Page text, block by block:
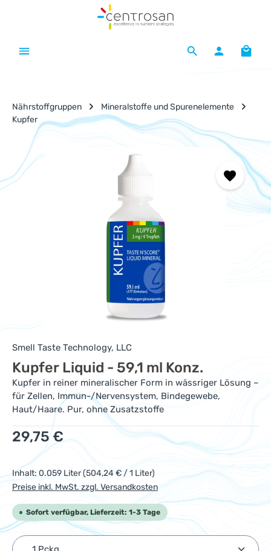
Zum Hauptinhalt springen
Nährstoffgruppen
Mineralstoffe und Spurenelemente
Kupfer
Bildergalerie überspringen
Smell Taste Technology, LLC
Kupfer Liquid - 59,1 ml Konz.
Kupfer in reiner mineralischer Form in wässriger Lösung –
für Zellen, Immun-/Nervensystem, Bindegewebe,
Haut/Haare. Pur, ohne Zusatzstoffe
Regulärer Preis:
29,75 €
Inhalt: 0.059 Liter(504,24 € / 1 Liter)
Preise inkl. MwSt. zzgl. Versandkosten
Sofort verfügbar, Lieferzeit: 1-3 Tage
Produkt Anzahl: Gib den gewünschten Wert ein